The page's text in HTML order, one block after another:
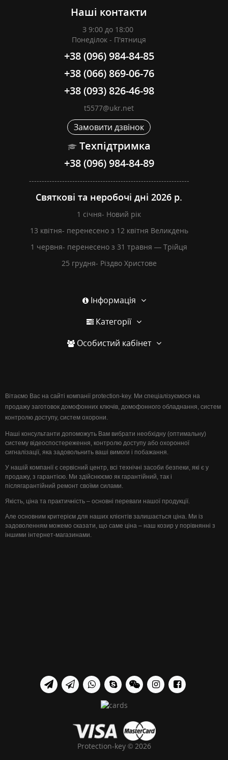
Наші контакти
З 9:00 до 18:00
Понеділок - П'ятниця
+38 (096) 984-84-85
+38 (066) 869-06-76
+38 (093) 826-46-98
t5577@ukr.net
Замовити дзвінок
Техпідтримка
+38 (096) 984-84-89
---------------------------------------------------------------
Святкові та неробочі дні 2026 р.
1 січня- Новий рік
13 квітня- перенесено з 12 квітня Великдень
1 червня- перенесено з 31 травня — Трійця
25 грудня- Різдво Христове
Інформація
Категорії
Особистий кабінет
Вітаємо Вас на сайті компанії protection-key. Ми спеціалізуємося на
продажу заготовок домофонних ключів, домофонного обладнання, систем
контролю доступу, систем охорони.
Наші консультанти допоможуть Вам вибрати необхідну (оптимальну)
систему відеоспостереження, контролю доступу або охоронної
сигналізації, яка задовольнить ваші вимоги і побажання.
У нашій компанії є сервісний центр, всі технічні засоби безпеки, які є у
продажу, з гарантією. Ми здійснюємо як гарантійний, так і
післягарантійний ремонт своїми силами.
Якість, ціна та практичність – основні переваги нашої продукції.
Але основним критерієм для наших клієнтів залишається ціна. Ми із
задоволенням можемо сказати, що саме ціна – наш козир у порівнянні з
іншими інтернет-магазинами.
Protection-key © 2026